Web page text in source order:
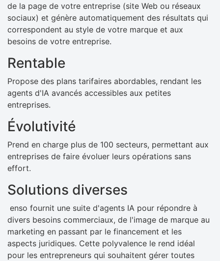
de la page de votre entreprise (site Web ou réseaux
sociaux) et génère automatiquement des résultats qui
correspondent au style de votre marque et aux
besoins de votre entreprise.
Rentable
Propose des plans tarifaires abordables, rendant les
agents d'IA avancés accessibles aux petites
entreprises.
Évolutivité
Prend en charge plus de 100 secteurs, permettant aux
entreprises de faire évoluer leurs opérations sans
effort.
Solutions diverses
enso fournit une suite d'agents IA pour répondre à
divers besoins commerciaux, de l'image de marque au
marketing en passant par le financement et les
aspects juridiques. Cette polyvalence le rend idéal
pour les entrepreneurs qui souhaitent gérer toutes